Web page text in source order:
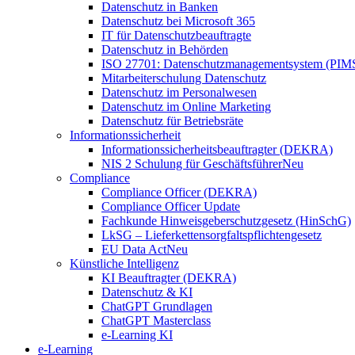
Datenschutz in Banken
Datenschutz bei Microsoft 365
IT für Datenschutzbeauftragte
Datenschutz in Behörden
ISO 27701: Datenschutzmanagementsystem
Mitarbeiterschulung Datenschutz
Datenschutz im Personalwesen
Datenschutz im Online Marketing
Datenschutz für Betriebsräte
Informationssicherheit
Informationssicherheitsbeauftragter (DEKRA)
NIS 2 Schulung für GeschäftsführerNeu
Compliance
Compliance Officer (DEKRA)
Compliance Officer Update
Fachkunde Hinweisgeberschutzgesetz (HinSchG)
LkSG – Lieferkettensorgfaltspflichtengesetz
EU Data ActNeu
Künstliche Intelligenz
KI Beauftragter (DEKRA)
Datenschutz & KI
ChatGPT Grundlagen
ChatGPT Masterclass
e-Learning KI
e-Learning